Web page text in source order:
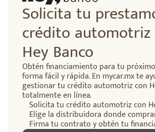
Solicita tu
crédito automotriz
Hey Banco
Obtén financiamiento para tu
forma fácil y rápida. En mycar.mx te
gestionar tu crédito automotriz con
totalmente en línea.
Solicita tu crédito automotriz con
Elige la distribuidora donde
Firma tu contrato y obtén tu